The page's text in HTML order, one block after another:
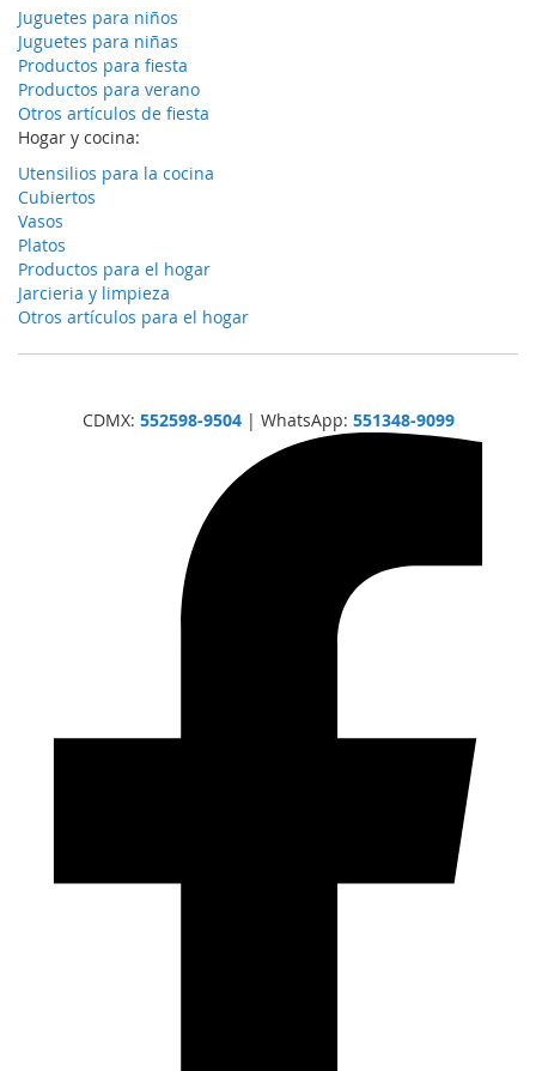
Juguetes para niños
Juguetes para niñas
Productos para fiesta
Productos para verano
Otros artículos de fiesta
Hogar y cocina:
Utensilios para la cocina
Cubiertos
Vasos
Platos
Productos para el hogar
Jarcieria y limpieza
Otros artículos para el hogar
CDMX: 552598-9504| WhatsApp: 551348-9099